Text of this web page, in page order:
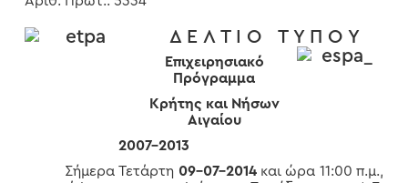
Δ Ε Λ Τ Ι Ο Τ Υ Π Ο Υ
Επιχειρησιακό
Πρόγραμμα
Κρήτης και Νήσων
Αιγαίου
2007-2013
Σήμερα Τετάρτη 09-07-2014και ώρα 11:00 π.μ.,